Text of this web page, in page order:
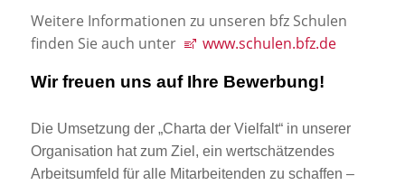
Weitere Informationen zu unseren bfz Schulen
finden Sie auch unter
www.schulen.bfz.de
Wir freuen uns auf Ihre Bewerbung!
Die Umsetzung der „Charta der Vielfalt“ in unserer
Organisation hat zum Ziel, ein wertschätzendes
Arbeitsumfeld für alle Mitarbeitenden zu schaffen –